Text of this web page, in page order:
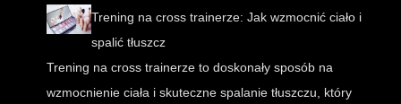
Trening na cross trainerze: Jak wzmocnić ciało i
spalić tłuszcz
Trening na cross trainerze to doskonały sposób na
wzmocnienie ciała i skuteczne spalanie tłuszczu, który